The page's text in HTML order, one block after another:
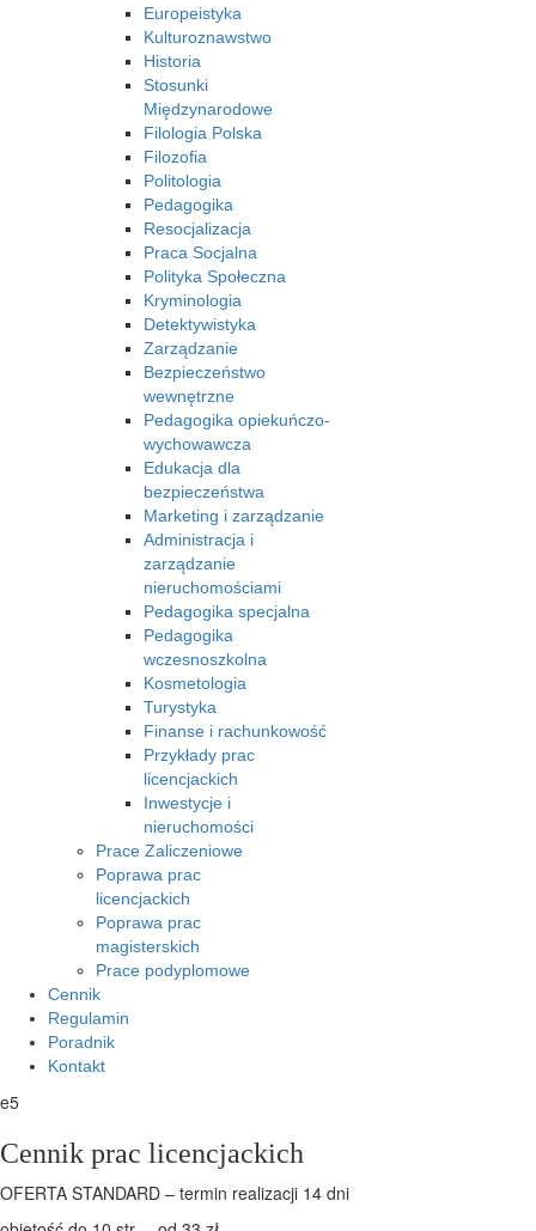
Europeistyka
Kulturoznawstwo
Historia
Stosunki
Międzynarodowe
Filologia Polska
Filozofia
Politologia
Pedagogika
Resocjalizacja
Praca Socjalna
Polityka Społeczna
Kryminologia
Detektywistyka
Zarządzanie
Bezpieczeństwo
wewnętrzne
Pedagogika opiekuńczo-
wychowawcza
Edukacja dla
bezpieczeństwa
Marketing i zarządzanie
Administracja i
zarządzanie
nieruchomościami
Pedagogika specjalna
Pedagogika
wczesnoszkolna
Kosmetologia
Turystyka
Finanse i rachunkowość
Przykłady prac
licencjackich
Inwestycje i
nieruchomości
Prace Zaliczeniowe
Poprawa prac
licencjackich
Poprawa prac
magisterskich
Prace podyplomowe
Cennik
Regulamin
Poradnik
Kontakt
e5
Cennik prac licencjackich
OFERTA STANDARD – termin realizacji 14 dni